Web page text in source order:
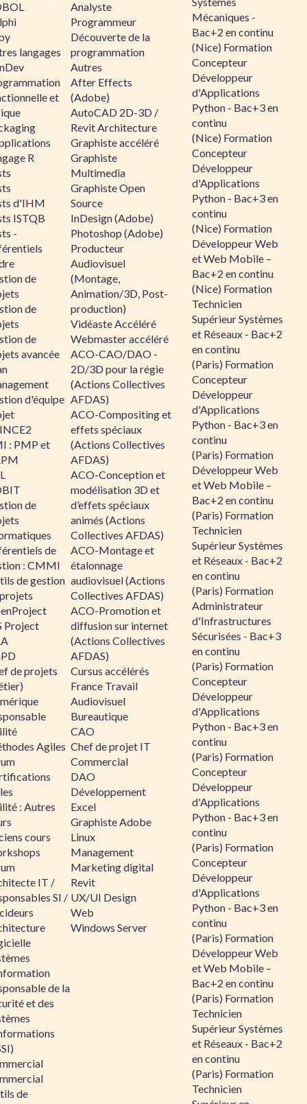
langages
et
R
d'IHM
ISTQB
-
de
de
de
avancée
d'équipe
: PMP et
de
de
: CMMI
de gestion
Project
de projets
Agiles
: Autres
cours
IT /
SI /
de la
et des
de
Analyste
Programmeur
Découverte de la
programmation
Autres
After Effects
(Adobe)
AutoCAD 2D-3D /
Revit Architecture
Graphiste accéléré
Graphiste
Multimedia
Graphiste Open
Source
InDesign (Adobe)
Photoshop (Adobe)
Producteur
Audiovisuel
(Montage,
Animation/3D, Post-
production)
Vidéaste Accéléré
Webmaster accéléré
ACO-CAO/DAO -
2D/3D pour la régie
(Actions Collectives
AFDAS)
ACO-Compositing et
effets spéciaux
(Actions Collectives
AFDAS)
ACO-Conception et
modélisation 3D et
d’effets spéciaux
animés (Actions
Collectives AFDAS)
ACO-Montage et
étalonnage
audiovisuel (Actions
Collectives AFDAS)
ACO-Promotion et
diffusion sur internet
(Actions Collectives
AFDAS)
Cursus accélérés
France Travail
Audiovisuel
Bureautique
CAO
Chef de projet IT
Commercial
DAO
Développement
Excel
Graphiste Adobe
Linux
Management
Marketing digital
Revit
UX/UI Design
Web
Windows Server
Mécaniques -
Bac+2 en continu
(Nice) Formation
Concepteur
Développeur
d'Applications
Python - Bac+3 en
continu
(Nice) Formation
Concepteur
Développeur
d'Applications
Python - Bac+3 en
continu
(Nice) Formation
Développeur Web
et Web Mobile –
Bac+2 en continu
(Nice) Formation
Technicien
Supérieur Systèmes
et Réseaux - Bac+2
en continu
(Paris) Formation
Concepteur
Développeur
d'Applications
Python - Bac+3 en
continu
(Paris) Formation
Développeur Web
et Web Mobile –
Bac+2 en continu
(Paris) Formation
Technicien
Supérieur Systèmes
et Réseaux - Bac+2
en continu
(Paris) Formation
Administrateur
d'Infrastructures
Sécurisées - Bac+3
en continu
(Paris) Formation
Concepteur
Développeur
d'Applications
Python - Bac+3 en
continu
(Paris) Formation
Concepteur
Développeur
d'Applications
Python - Bac+3 en
continu
(Paris) Formation
Concepteur
Développeur
d'Applications
Python - Bac+3 en
continu
(Paris) Formation
Développeur Web
et Web Mobile –
Bac+2 en continu
(Paris) Formation
Technicien
Supérieur Systèmes
et Réseaux - Bac+2
en continu
(Paris) Formation
Technicien